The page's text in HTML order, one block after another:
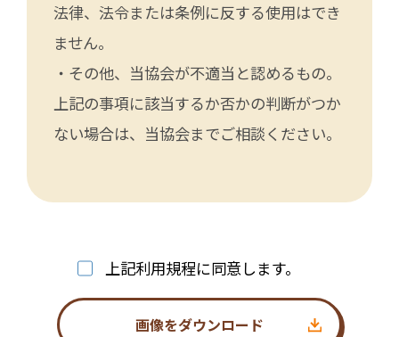
法律、法令または条例に反する使用はでき
ません。
・その他、当協会が不適当と認めるもの。
上記の事項に該当するか否かの判断がつか
ない場合は、当協会までご相談ください。
上記利用規程に同意します。
画像をダウンロード